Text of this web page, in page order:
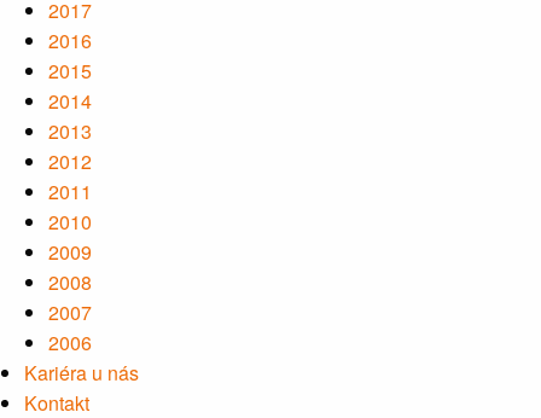
2017
2016
2015
2014
2013
2012
2011
2010
2009
2008
2007
2006
Kariéra u nás
Kontakt